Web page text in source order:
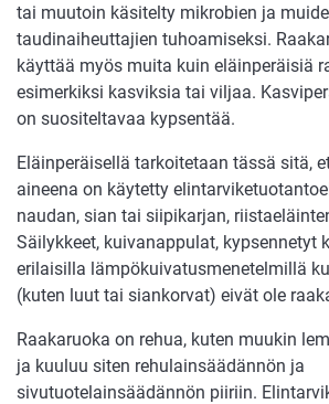
tai muutoin käsitelty mikrobien ja
taudinaiheuttajien tuhoamiseksi.
käyttää myös muita kuin eläinperäisiä
esimerkiksi kasviksia tai viljaa.
on suositeltavaa kypsentää.
Eläinperäisellä tarkoitetaan tässä sitä,
aineena on käytetty
naudan, sian tai siipikarjan,
Säilykkeet, kuivanappulat, kypsennetyt
erilaisilla lämpökuivatusmenetelmillä
(kuten luut tai siankorvat) eivät ole
Raakaruoka on rehua, kuten muukin
ja kuuluu siten rehulainsäädännön ja
sivutuotelainsäädännön piiriin.